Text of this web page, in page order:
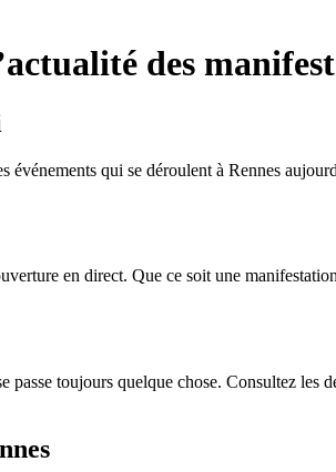
des
événements qui se déroulent à Rennes
en direct. Que ce soit une
toujours quelque chose. Consultez les